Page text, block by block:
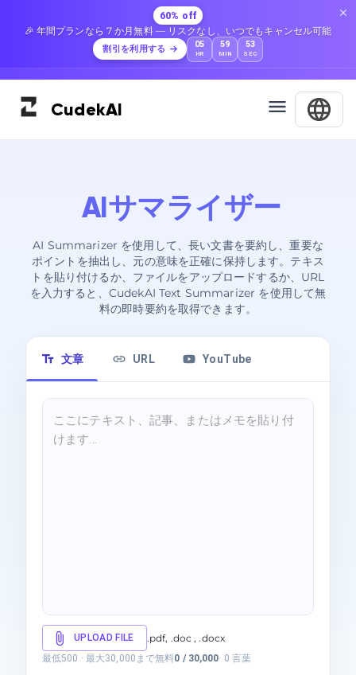
60% off
🎉 年間プランなら 7 か月無料 — リスクなし、いつでもキャンセル可能
割引を利用する 05
HR
59
MIN
52
SEC
CudekAI
AIサマライザー
AI Summarizer を使用して、長い文書を要約し、重要な
ポイントを抽出し、元の意味を正確に保持します。テキス
トを貼り付けるか、ファイルをアップロードするか、URL
を入力すると、CudekAI Text Summarizer を使用して無
料の即時要約を取得できます。
文章 URL YouTube
UPLOAD FILE .pdf, .doc , .docx
最低500 · 最大30,000まで無料0 / 30,000· 0 言葉